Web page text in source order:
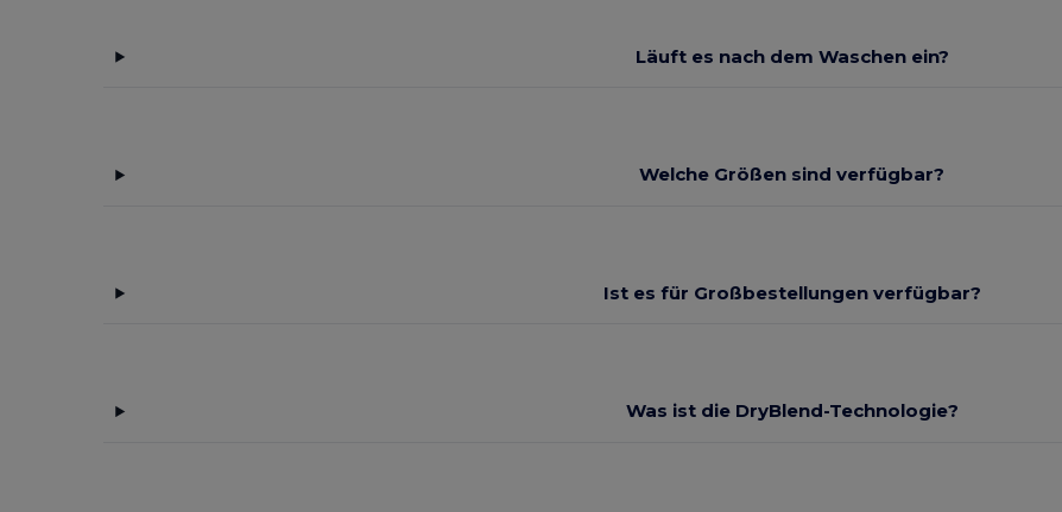
Läuft es nach dem Waschen ein?
Welche Größen sind verfügbar?
Ist es für Großbestellungen verfügbar?
Was ist die DryBlend-Technologie?